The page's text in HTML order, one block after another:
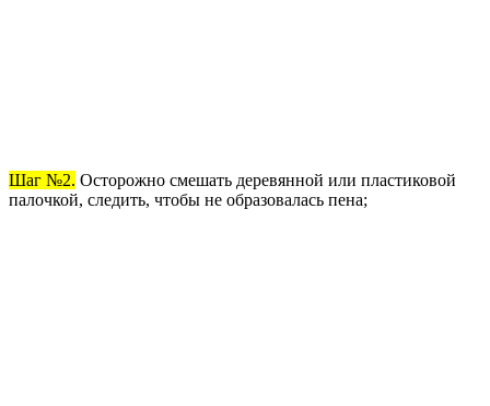
Шаг №2. Осторожно смешать деревянной или пластиковой
палочкой, следить, чтобы не образовалась пена;